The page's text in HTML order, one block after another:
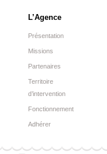
L’Agence
Présentation
Missions
Partenaires
Territoire
d’intervention
Fonctionnement
Adhérer